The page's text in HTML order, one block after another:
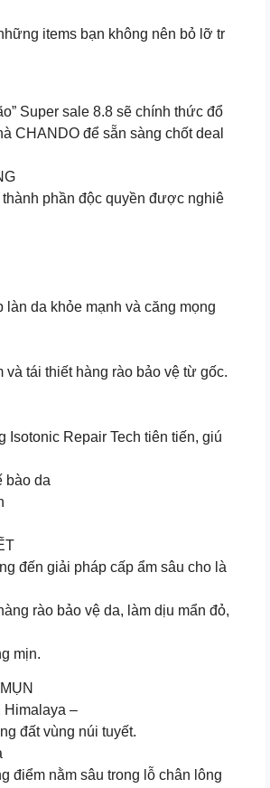
items bạn không nên bỏ lỡ tr
Super sale 8.8 sẽ chính thức đổ
CHANDO để sẵn sàng chốt deal
phần độc quyền được nghiê
da khỏe mạnh và căng mọng
tái thiết hàng rào bảo vệ từ gốc.
Repair Tech tiên tiến, giú
bào da
đến giải pháp cấp ẩm sâu cho là
rào bảo vệ da, làm dịu mẩn đỏ,
mịn.
Himalaya –
đất vùng núi tuyết.
điểm nằm sâu trong lỗ chân lông